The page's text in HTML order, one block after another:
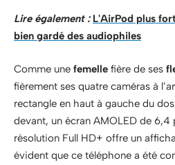
Lire également : L'AirPod plus
bien gardé des audiophiles
Comme une femelle fière de ses
fièrement ses quatre caméras à
rectangle en haut à gauche du
devant, un écran AMOLED de 6,4
résolution Full HD+ offre un
évident que ce téléphone a été